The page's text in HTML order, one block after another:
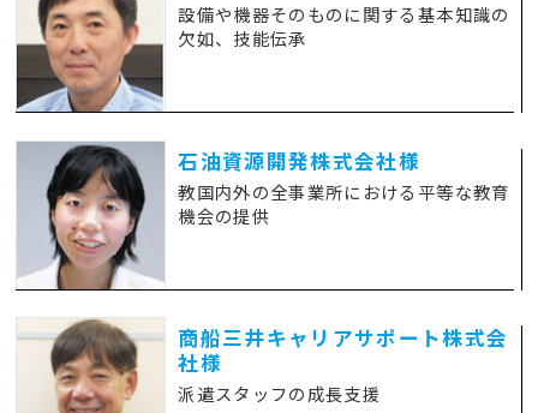
設備や機器そのものに関する基本知識の
欠如、技能伝承
石油資源開発株式会社様
教国内外の全事業所における平等な教育
機会の提供
商船三井キャリアサポート株式会
社様
派遣スタッフの成長支援